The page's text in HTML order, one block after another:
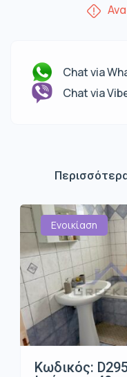
Chat via
Chat via
Ενοικίαση
Κωδικός: